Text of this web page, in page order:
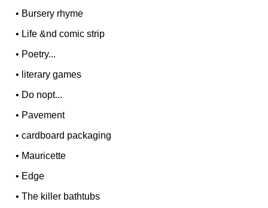
• Bursery rhyme
• Life &nd comic strip
• Poetry...
• literary games
• Do nopt...
• Pavement
•cardboard packaging
• Mauricette
• Edge
•The killer bathtubs